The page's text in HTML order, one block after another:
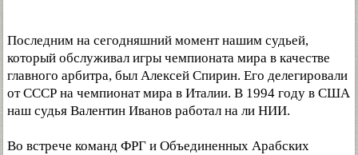
Последним на сегодняшний момент нашим судьей,
который обслуживал игры чемпионата мира в качестве
главного арбитра, был Алексей Спирин. Его делегировали
от СССР на чемпионат мира в Италии. В 1994 году в США
наш судья Валентин Иванов работал на ли НИИ.
Во встрече команд ФРГ и Объединенных Арабских